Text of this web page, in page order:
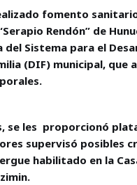
fomento
Rendón” de
del Sistema para el
(DIF) municipal, que
se les proporcionó
supervisó posibles
habilitado en la